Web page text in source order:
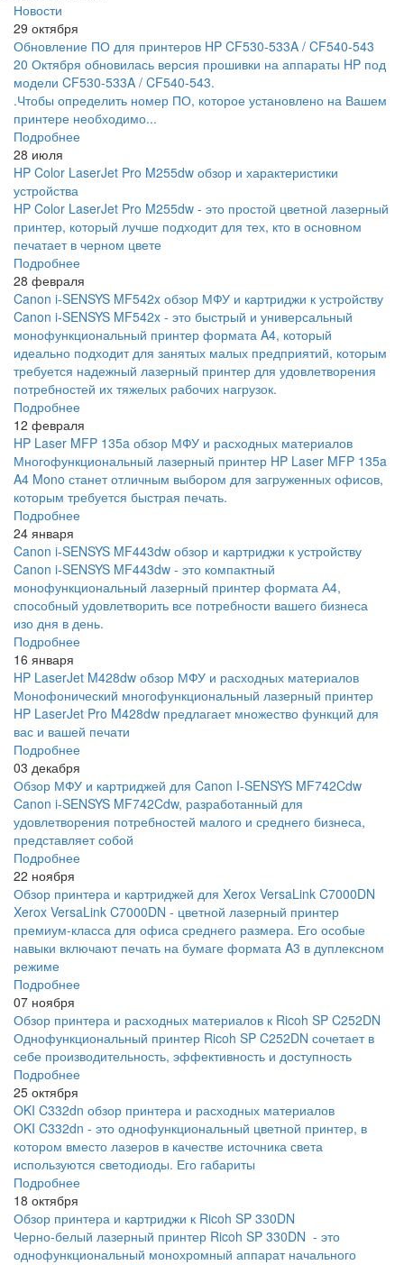
Новости
29 октября
Обновление ПО для принтеров HP CF530-533A / CF540-543
20 Октября обновилась версия прошивки на аппараты HP под
модели CF530-533A / CF540-543.
.Чтобы определить номер ПО, которое установлено на Вашем
принтере необходимо...
Подробнее
28 июля
HP Color LaserJet Pro M255dw обзор и характеристики
устройства
HP Color LaserJet Pro M255dw - это простой цветной лазерный
принтер, который лучше подходит для тех, кто в основном
печатает в черном цвете
Подробнее
28 февраля
Canon i-SENSYS MF542x обзор МФУ и картриджи к устройству
Canon i-SENSYS MF542x - это быстрый и универсальный
монофункциональный принтер формата A4, который
идеально подходит для занятых малых предприятий, которым
требуется надежный лазерный принтер для удовлетворения
потребностей их тяжелых рабочих нагрузок.
Подробнее
12 февраля
HP Laser MFP 135a обзор МФУ и расходных материалов
Многофункциональный лазерный принтер HP Laser MFP 135a
A4 Mono станет отличным выбором для загруженных офисов,
которым требуется быстрая печать.
Подробнее
24 января
Canon i-SENSYS MF443dw обзор и картриджи к устройству
Canon i-SENSYS MF443dw - это компактный
монофункциональный лазерный принтер формата А4,
способный удовлетворить все потребности вашего бизнеса
изо дня в день.
Подробнее
16 января
HP LaserJet M428dw обзор МФУ и расходных материалов
Монофонический многофункциональный лазерный принтер
HP LaserJet Pro M428dw предлагает множество функций для
вас и вашей печати
Подробнее
03 декабря
Обзор МФУ и картриджей для Canon I-SENSYS MF742Cdw
Canon i-SENSYS MF742Cdw, разработанный для
удовлетворения потребностей малого и среднего бизнеса,
представляет собой
Подробнее
22 ноября
Обзор принтера и картриджей для Xerox VersaLink C7000DN
Xerox VersaLink C7000DN - цветной лазерный принтер
премиум-класса для офиса среднего размера. Его особые
навыки включают печать на бумаге формата A3 в дуплексном
режиме
Подробнее
07 ноября
Обзор принтера и расходных материалов к Ricoh SP C252DN
Однофункциональный принтер Ricoh SP C252DN сочетает в
себе производительность, эффективность и доступность
Подробнее
25 октября
OKI C332dn обзор принтера и расходных материалов
OKI C332dn - это однофункциональный цветной принтер, в
котором вместо лазеров в качестве источника света
используются светодиоды. Его габариты
Подробнее
18 октября
Обзор принтера и картриджи к Ricoh SP 330DN
Черно-белый лазерный принтер Ricoh SP 330DN - это
однофункциональный монохромный аппарат начального